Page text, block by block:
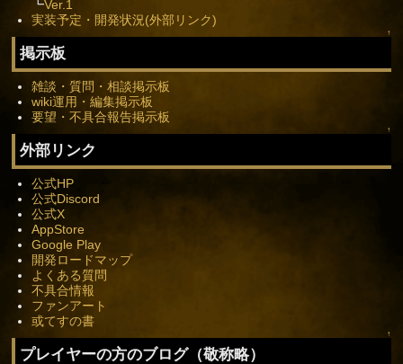
┗Ver.1
実装予定・開発状況(外部リンク)
↑
掲示板
雑談・質問・相談掲示板
wiki運用・編集掲示板
要望・不具合報告掲示板
↑
外部リンク
公式HP
公式Discord
公式X
AppStore
Google Play
開発ロードマップ
よくある質問
不具合情報
ファンアート
或てすの書
↑
プレイヤーの方のブログ（敬称略）